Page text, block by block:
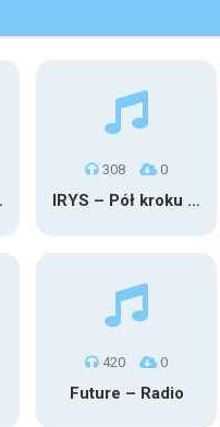
308 0
IRYS – Pół kroku stąd
420 0
Future – Radio